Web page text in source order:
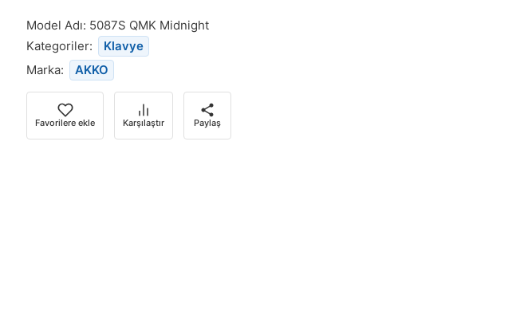
Model Adı: 5087S QMK Midnight
Kategoriler:
Klavye
Marka:
AKKO
Favorilere ekle Karşılaştır Paylaş